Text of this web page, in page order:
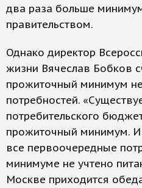
два раза больше
правительством.
Однако директор
жизни Вячеслав Бобков
прожиточный минимум
потребностей.
потребительского
прожиточный минимум. И
все первоочередные
минимуме не учтено
Москве приходится